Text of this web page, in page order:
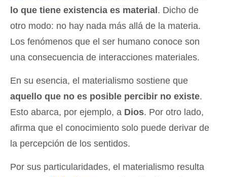
lo que tiene existencia es material. Dicho de
otro modo: no hay nada más allá de la materia.
Los fenómenos que el ser humano conoce son
una consecuencia de interacciones materiales.
En su esencia, el materialismo sostiene que
aquello que no es posible percibir no existe.
Esto abarca, por ejemplo, a Dios. Por otro lado,
afirma que el conocimiento solo puede derivar de
la percepción de los sentidos.
Por sus particularidades, el materialismo resulta